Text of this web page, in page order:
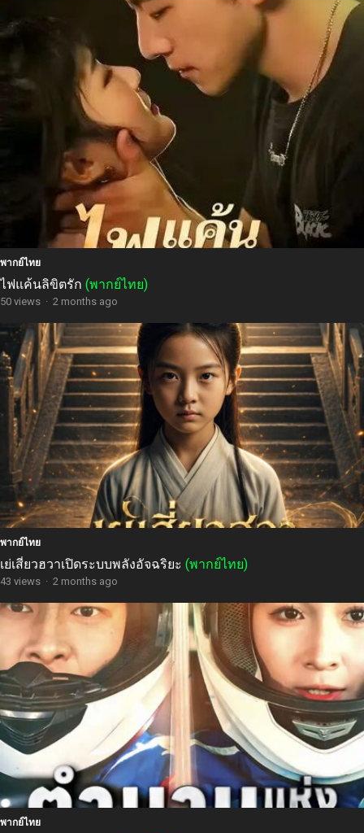
พากย์ไทย
ไฟแค้นลิขิตรัก (พากย์ไทย)
50 views · 2 months ago
พากย์ไทย
เย่เสี่ยวฮวาเปิดระบบพลังอัจฉริยะ (พากย์ไทย)
43 views · 2 months ago
พากย์ไทย